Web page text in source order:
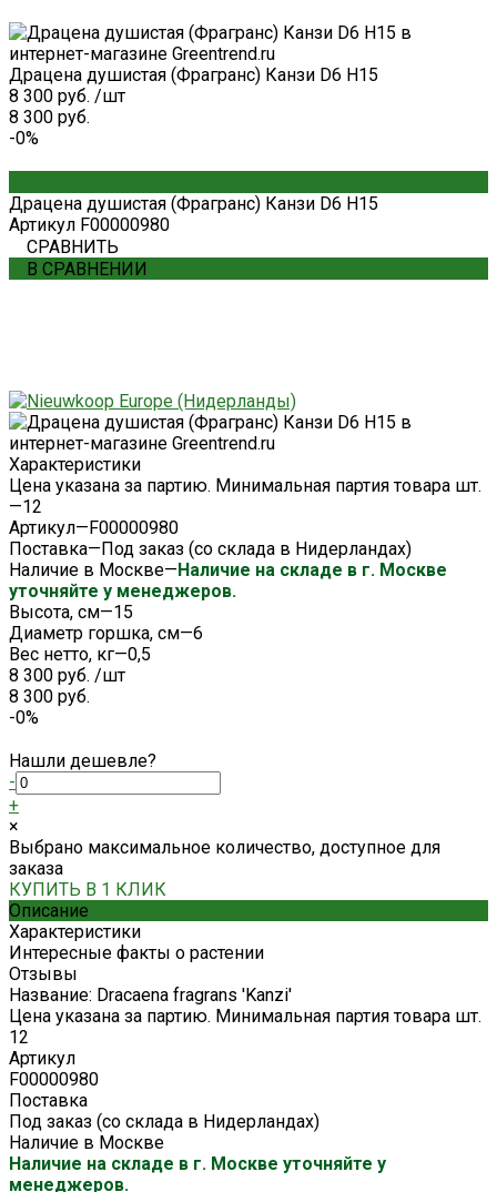
Драцена душистая (Фрагранс) Канзи D6 H15
8 300 руб. /шт
8 300 руб.
-0%
Драцена душистая (Фрагранс) Канзи D6 H15
Артикул F00000980
СРАВНИТЬ
В СРАВНЕНИИ
Характеристики
Цена указана за партию. Минимальная партия товара шт.
—12
Артикул—F00000980
Поставка—Под заказ (со склада в Нидерландах)
Наличие в Москве—Наличие на складе в г. Москве
уточняйте у менеджеров.
Высота, см—15
Диаметр горшка, см—6
Вес нетто, кг—0,5
8 300 руб. /шт
8 300 руб.
-0%
Нашли дешевле?
-
+
×
Выбрано максимальное количество, доступное для
заказа
КУПИТЬ В 1 КЛИК
Описание
Характеристики
Интересные факты о растении
Отзывы
Название: Dracaena fragrans 'Kanzi'
Цена указана за партию. Минимальная партия товара шт.
12
Артикул
F00000980
Поставка
Под заказ (со склада в Нидерландах)
Наличие в Москве
Наличие на складе в г. Москве уточняйте у
менеджеров.